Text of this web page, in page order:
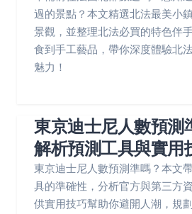
過的景點？本文精選北法最美小
景觀，並整理北法必買的特色伴
食到手工藝品，帶你深度體驗北
魅力！
東京迪士尼人數預測
解析預測工具與實用
東京迪士尼人數預測準嗎？本文
具的準確性，分析官方與第三方
供實用技巧幫助你避開人潮，規